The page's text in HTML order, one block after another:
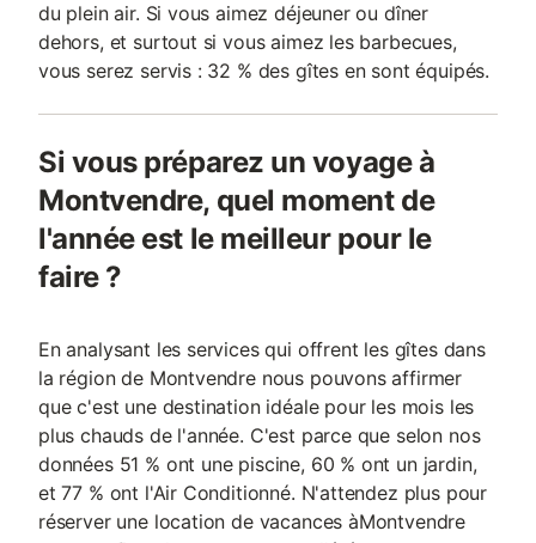
du plein air. Si vous aimez déjeuner ou dîner
dehors, et surtout si vous aimez les barbecues,
vous serez servis : 32 % des gîtes en sont équipés.
Si vous préparez un voyage à
Montvendre, quel moment de
l'année est le meilleur pour le
faire ?
En analysant les services qui offrent les gîtes dans
la région de Montvendre nous pouvons affirmer
que c'est une destination idéale pour les mois les
plus chauds de l'année. C'est parce que selon nos
données 51 % ont une piscine, 60 % ont un jardin,
et 77 % ont l'Air Conditionné. N'attendez plus pour
réserver une location de vacances àMontvendre